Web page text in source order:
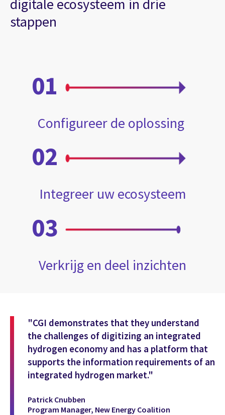
digitale ecosysteem in drie
stappen
01
Configureer de oplossing
02
Integreer uw ecosysteem
03
Verkrijg en deel inzichten
"CGI demonstrates that they understand
the challenges of digitizing an integrated
hydrogen economy and has a platform that
supports the information requirements of an
integrated hydrogen market."
Patrick Cnubben
Program Manager, New Energy Coalition